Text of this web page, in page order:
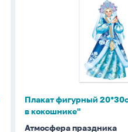
кокошнике"
Плакат фигурный
в кокошнике"
Атмосфера праздника